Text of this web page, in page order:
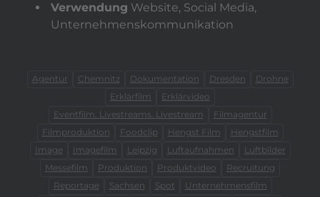
Verwendung Website, Social Media,
Unternehmenskommunikation
Agentur Chemnitz Dokumentation Dresden
Drohne
Erklärfilm
Erklärvideo
Eventfilm. Livestreams. Livestream
Filmagentur
Filmproduktion
Foodclip Hengst Film
Hengstfilm
Image
Imagefilm Leipzig Luftaufnahmen
Luftbilder
Messefilm
Produktion Produktvideo
Recruitung
Reportage
Sachsen Spot
Unternehmensfilm